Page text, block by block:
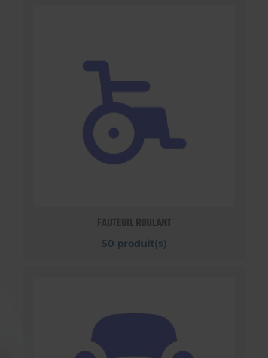
FAUTEUIL ROULANT
50 produit(s)